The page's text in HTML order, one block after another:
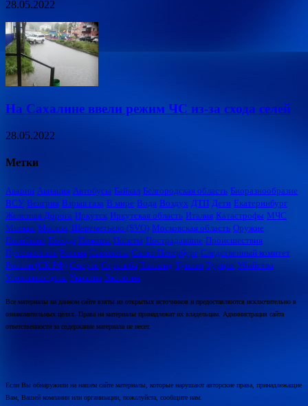
28.05.2022
На Сахалине ввели режим ЧС из-за схода селей
28.05.2022
Метки
Аварии Авиация Автобусы Байкал Белгородская область Биоразнообразие
ВСУ Венгрия Взрыв газа В мире Вода Воздух ДТП Дети Екатеринбург
Железная Дорога Иркутск Иркутская область Италия Катастрофы МЧС
Москва Москва, Шереметьево (SVO) Московская область Оружие
Погибшие Поезда Пожары Полеты Пострадавшие Происшествия
Путешествия Россия Самолеты Санкт-Петербург Следственный комитет
России (СК РФ) Смерть Стрельба Таиланд Туризм Турция Убийства
Уголовные дела Украина Экология
Все материалы на данном сайте взяты из открытых источников и предоставляются исключительно в
ознакомительных целях. Права на материалы принадлежат их владельцам. Администрация сайта
ответственности за содержание материала не несет.
Если Вы обнаружили на нашем сайте материалы, которые нарушают авторские права, принадлежащие
Вам, Вашей компании или организации, пожалуйста, сообщите нам.